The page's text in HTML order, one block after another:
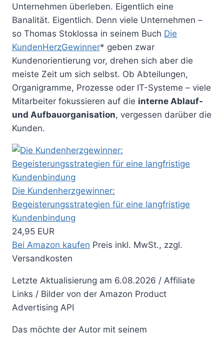
Unternehmen überleben. Eigentlich eine
Banalität. Eigentlich. Denn viele Unternehmen –
so Thomas Stoklossa in seinem Buch Die
KundenHerzGewinner* geben zwar
Kundenorientierung vor, drehen sich aber die
meiste Zeit um sich selbst. Ob Abteilungen,
Organigramme, Prozesse oder IT-Systeme – viele
Mitarbeiter fokussieren auf die interne Ablauf-
und Aufbauorganisation, vergessen darüber die
Kunden.
Die Kundenherzgewinner:
Begeisterungsstrategien für eine langfristige
Kundenbindung
24,95 EUR
Bei Amazon kaufen Preis inkl. MwSt., zzgl.
Versandkosten
Letzte Aktualisierung am 6.08.2026 / Affiliate
Links / Bilder von der Amazon Product
Advertising API
Das möchte der Autor mit seinem